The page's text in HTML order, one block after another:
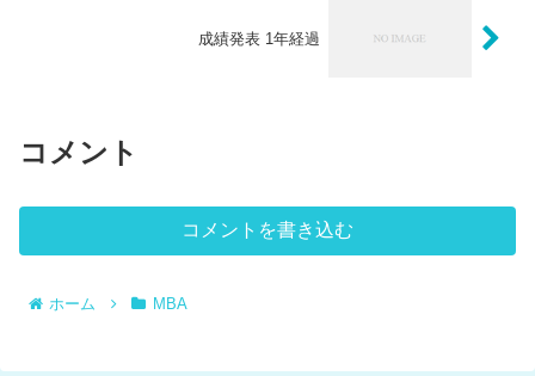
成績発表 1年経過
コメント
コメントを書き込む
ホーム MBA